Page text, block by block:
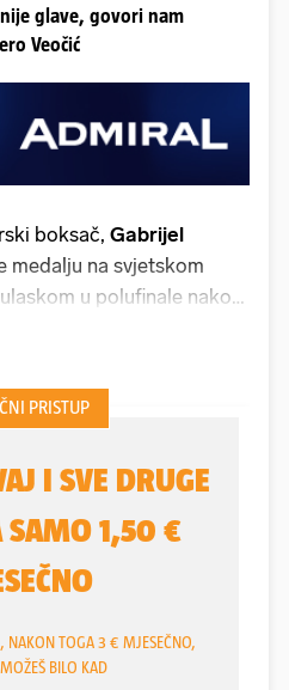
glave, govori nam
Veočić
boksač, Gabrijel
medalju na svjetskom
u polufinale nakon
Pero(47), a tako je